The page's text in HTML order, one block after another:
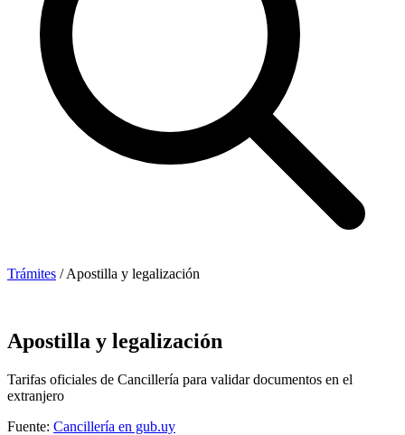
Trámites / Apostilla y legalización
Apostilla y legalización
Tarifas oficiales de Cancillería para validar documentos en el
extranjero
Fuente: Cancillería en gub.uy